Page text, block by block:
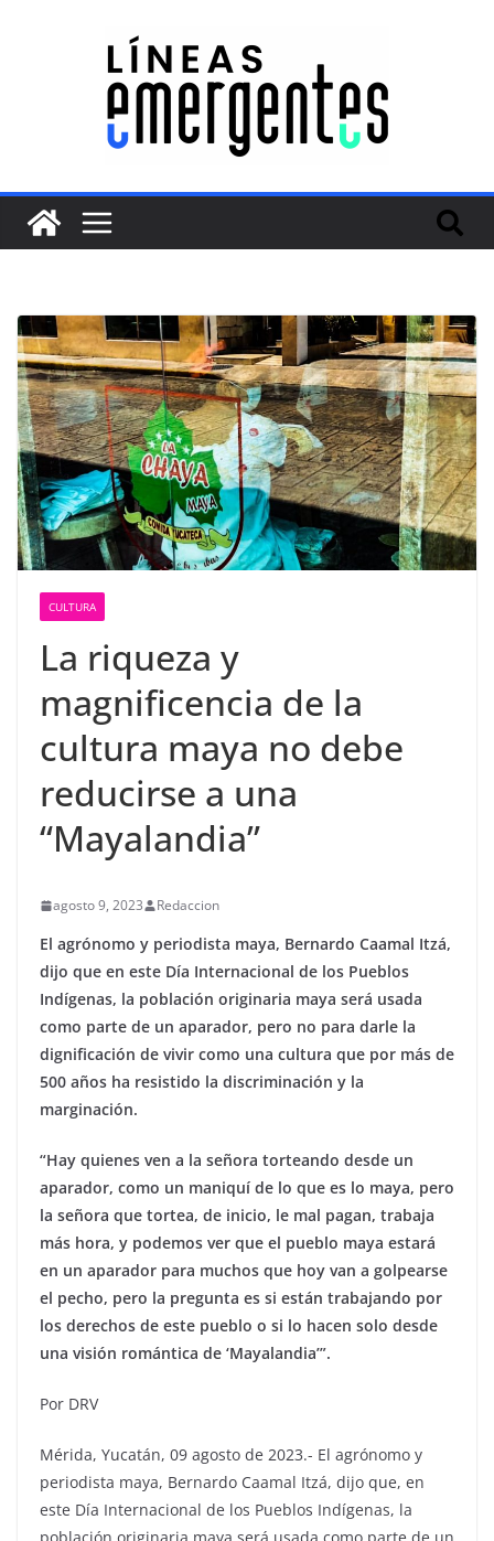
CULTURA
La riqueza y
magnificencia de la
cultura maya no debe
reducirse a una
“Mayalandia”
agosto 9, 2023 Redaccion
El agrónomo y periodista maya, Bernardo Caamal Itzá,
dijo que en este Día Internacional de los Pueblos
Indígenas, la población originaria maya será usada
como parte de un aparador, pero no para darle la
dignificación de vivir como una cultura que por más de
500 años ha resistido la discriminación y la
marginación.
“Hay quienes ven a la señora torteando desde un
aparador, como un maniquí de lo que es lo maya, pero
la señora que tortea, de inicio, le mal pagan, trabaja
más hora, y podemos ver que el pueblo maya estará
en un aparador para muchos que hoy van a golpearse
el pecho, pero la pregunta es si están trabajando por
los derechos de este pueblo o si lo hacen solo desde
una visión romántica de ‘Mayalandia’”.
Por DRV
Mérida, Yucatán, 09 agosto de 2023.- El agrónomo y
periodista maya, Bernardo Caamal Itzá, dijo que, en
este Día Internacional de los Pueblos Indígenas, la